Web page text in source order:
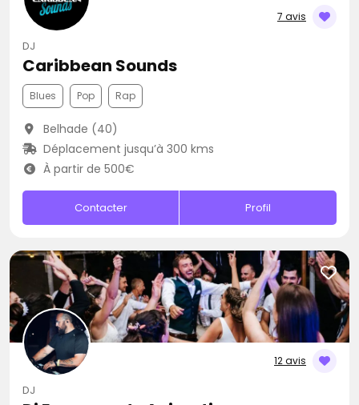
7 avis
DJ
Caribbean Sounds
Blues Pop Rap
Belhade (40)
Déplacement jusqu’à 300 kms
À partir de 500€
Contacter Profil
12 avis
DJ